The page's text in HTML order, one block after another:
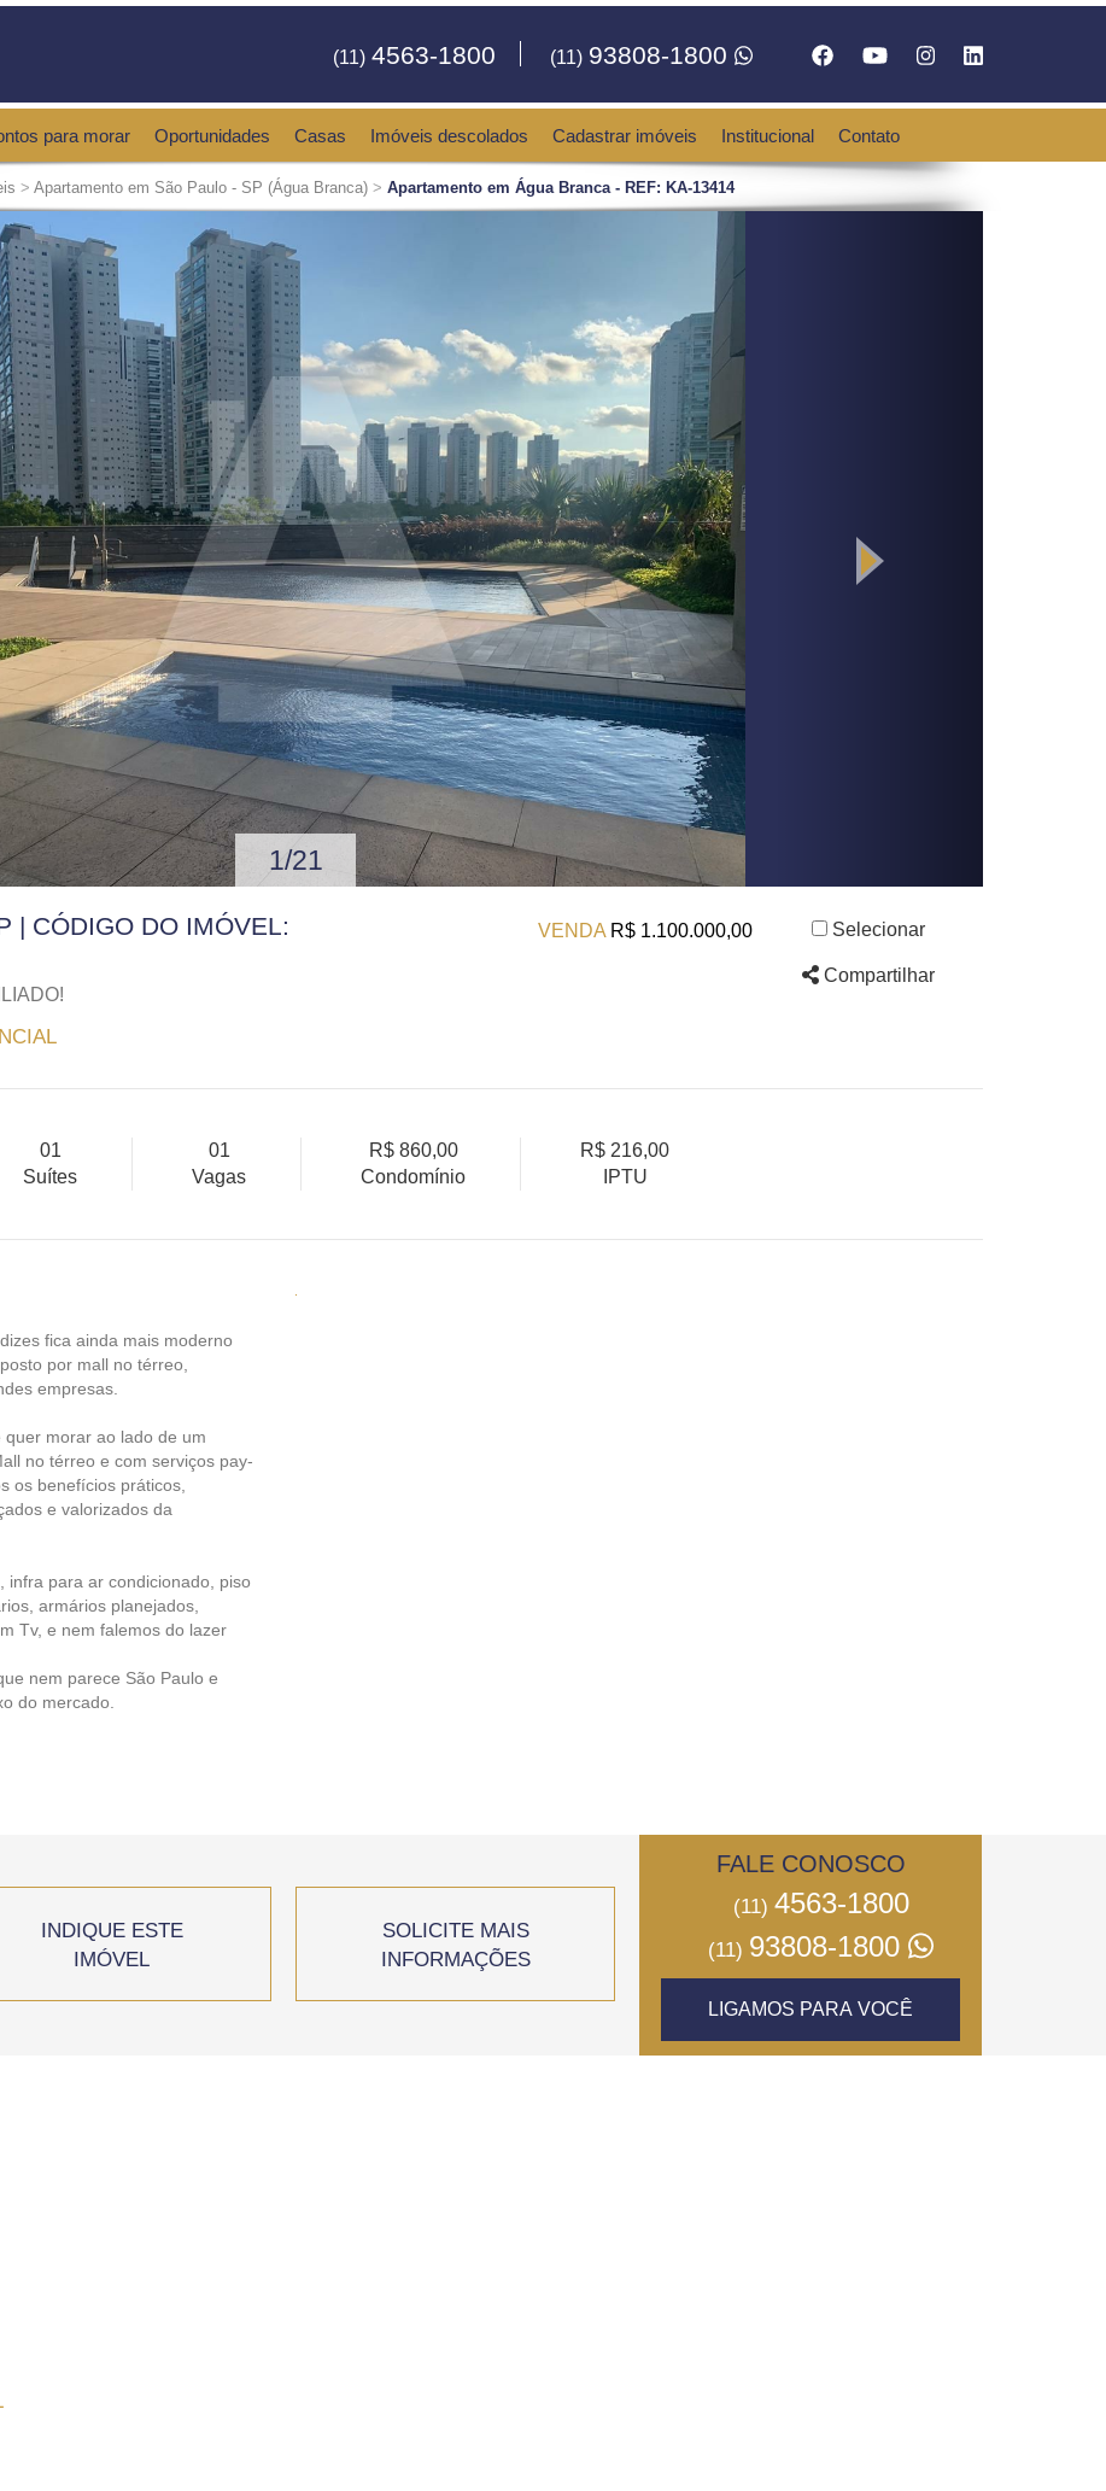
(11) 4563-1800 (11) 93808-1800
para morar Oportunidades Casas Imóveis descolados Cadastrar imóveis Institucional Contato
> Apartamento em São Paulo - SP (Água Branca) > Apartamento em Água Branca - REF: KA-13414
1/21
| CÓDIGO DO IMÓVEL:
VENDA R$ 1.100.000,00 Selecionar
Compartilhar
01
Suítes
01
Vagas
R$ 860,00
Condomínio
R$ 216,00
IPTU
fica ainda mais moderno
por mall no térreo,
empresas.
morar ao lado de um
no térreo e com serviços pay-
os benefícios práticos,
e valorizados da
infra para ar condicionado, piso
armários planejados,
Tv, e nem falemos do lazer
nem parece São Paulo e
do mercado.
INDIQUE ESTE
IMÓVEL
SOLICITE MAIS
INFORMAÇÕES
FALE CONOSCO
(11) 4563-1800
(11) 93808-1800
LIGAMOS PARA VOCÊ